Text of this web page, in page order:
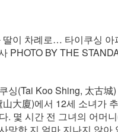
싱(Tai Koo Shing, 太古城
大廈)에서 12세 소녀가
. 몇 시간 전 그녀의 어머